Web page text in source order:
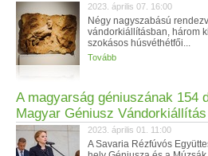
2023. április 07. 16:00
Négy nagyszabású
vándorkiállításban, három
szokásos húsvéthétfői...
Tovább
A magyarság géniuszának 154
Magyar Géniusz
2023. április 01. 11:00
A Savaria Rézfúvós